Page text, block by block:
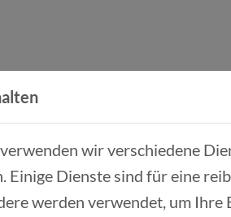
GSK Stockmann in
Sektor der Kanzlei. Sein
Transaktionen, bei
Bauer vor allem
Energie investieren.
wir verschiedene
Einige Dienste sind für eine
werden verwendet, um